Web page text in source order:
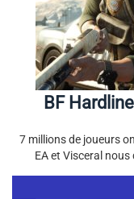
BF
7 millions de joueurs
EA et Visceral